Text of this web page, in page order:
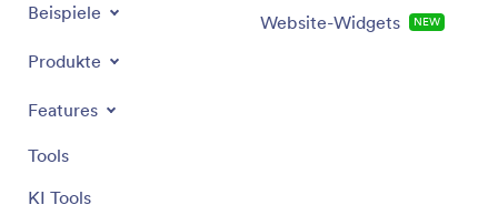
Beispiele
Produkte
Features
Tools
KI Tools
Website-Widgets NEW